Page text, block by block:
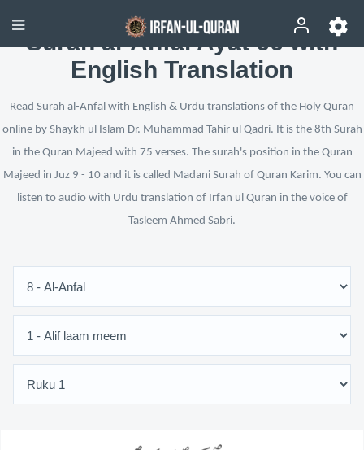
Surah al-Anfal Ayat 66 with
English Translation
Read Surah al-Anfal with English & Urdu translations of the Holy Quran
online by Shaykh ul Islam Dr. Muhammad Tahir ul Qadri. It is the 8th Surah
in the Quran Majeed with 75 verses. The surah's position in the Quran
Majeed in Juz 9 - 10 and it is called Madani Surah of Quran Karim. You can
listen to audio with Urdu translation of Irfan ul Quran in the voice of
Tasleem Ahmed Sabri.